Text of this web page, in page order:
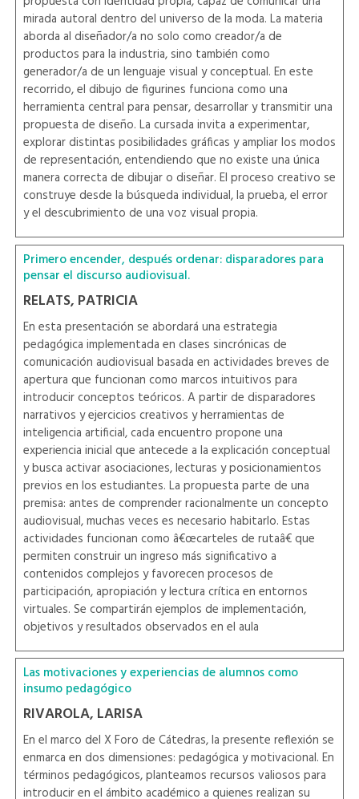
mirada autoral dentro del universo de la moda. La materia
aborda al diseñador/a no solo como creador/a de
productos para la industria, sino también como
generador/a de un lenguaje visual y conceptual. En este
recorrido, el dibujo de figurines funciona como una
herramienta central para pensar, desarrollar y transmitir una
propuesta de diseño. La cursada invita a experimentar,
explorar distintas posibilidades gráficas y ampliar los modos
de representación, entendiendo que no existe una única
manera correcta de dibujar o diseñar. El proceso creativo se
construye desde la búsqueda individual, la prueba, el error
y el descubrimiento de una voz visual propia.
Primero encender, después ordenar: disparadores para
pensar el discurso audiovisual.
RELATS, PATRICIA
En esta presentación se abordará una estrategia
pedagógica implementada en clases sincrónicas de
comunicación audiovisual basada en actividades breves de
apertura que funcionan como marcos intuitivos para
introducir conceptos teóricos. A partir de disparadores
narrativos y ejercicios creativos y herramientas de
inteligencia artificial, cada encuentro propone una
experiencia inicial que antecede a la explicación conceptual
y busca activar asociaciones, lecturas y posicionamientos
previos en los estudiantes. La propuesta parte de una
premisa: antes de comprender racionalmente un concepto
audiovisual, muchas veces es necesario habitarlo. Estas
actividades funcionan como â€œcarteles de rutaâ€ que
permiten construir un ingreso más significativo a
contenidos complejos y favorecen procesos de
participación, apropiación y lectura crítica en entornos
virtuales. Se compartirán ejemplos de implementación,
objetivos y resultados observados en el aula
Las motivaciones y experiencias de alumnos como
insumo pedagógico
RIVAROLA, LARISA
En el marco del X Foro de Cátedras, la presente reflexión se
enmarca en dos dimensiones: pedagógica y motivacional. En
términos pedagógicos, planteamos recursos valiosos para
introducir en el ámbito académico a quienes realizan su